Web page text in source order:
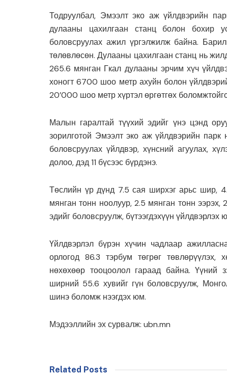
Тодруулбал, Эмээлт эко аж үйлдвэрийн
дулааны цахилгаан станц болон бохир
боловсруулах ажил үргэлжилж байна.
төлөвлөсөн. Дулааны цахилгаан станц нь
265.6 мянган Гкал дулааны эрчим хүч
хоногт 6700 шоо метр ахуйн болон
20’000 шоо метр хүртэл өргөтгөх
Малын гаралтай түүхий эдийг үнэ цэнд
зорилготой Эмээлт эко аж үйлдвэрийн парк
боловсруулах үйлдвэр, хүнсний агуулах,
долоо, дэд 11 бүсээс бүрдэнэ.
Төслийн үр дүнд 7.5 сая ширхэг арьс шир,
мянган тонн ноолуур, 2.5 мянган тонн
эдийг боловсруулж, бүтээгдэхүүн үйлдвэрлэх
Үйлдвэрлэл бүрэн хүчин чадлаар
орлогод 86.3 тэрбум төгрөг
нөхөхөөр тооцоолол гараад байна. Үүний
ширний 55.6 хувийг гүн боловсруулж,
шинэ боломж нээгдэх юм.
Мэдээллийн эх сурвалж: ubn.mn
Related Posts